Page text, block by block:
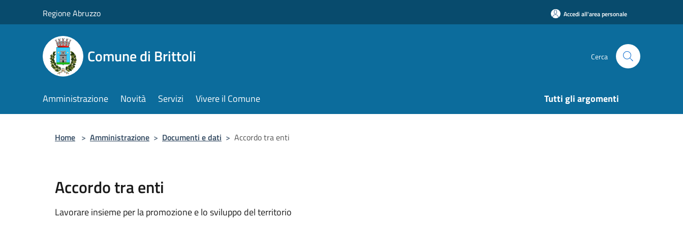
Regione Abruzzo Accedi all'area personale
Comune di Brittoli Cerca
Amministrazione Novità Servizi Vivere il Comune Tutti gli argomenti
Home > Amministrazione > Documenti e dati > Accordo tra enti
Accordo tra enti
Lavorare insieme per la promozione e lo sviluppo del territorio